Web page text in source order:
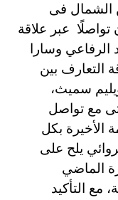
الشمال فى
عبر علاقة
وسارا
التعارف بين
سميث،
مع تواصل
الأخيرة بكل
يلح على
الماضي
مع التأكيد